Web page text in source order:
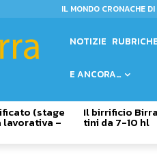
IL MONDO CRONACHE
NOTIZIE RUBRICHE
E ANCORA…
(stage
–
Il birrificio
tini da 7-10 hl